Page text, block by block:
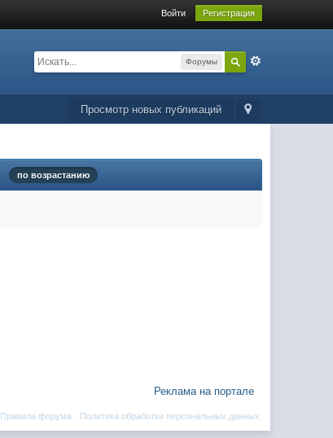
Войти Регистрация
Форумы
Просмотр новых публикаций
по возрастанию
Реклама на портале
Политика обработки персональных данных
Правила форума ·